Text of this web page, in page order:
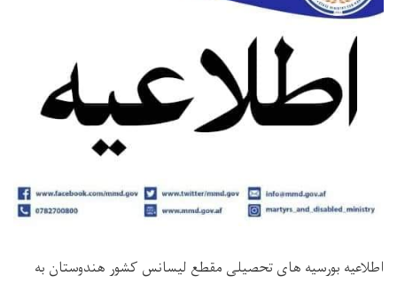
اطلاعیه بورسیه های تحصیلی مقطع لیسانس کشور هندوستان به